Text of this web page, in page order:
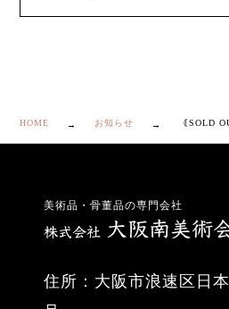
HOME お知らせ
美術品・骨董品の専門会社
住所：大阪市浪速区日